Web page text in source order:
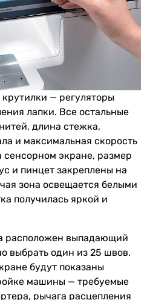
— регуляторы
лапки. Все остальные
длина стежка,
и максимальная скорость
сенсорном экране, размер
и пинцет закреплены на
зона освещается белыми
получилась яркой и
расположен выпадающий
выбрать один из 25 швов.
будут показаны
машины — требуемые
рычага расцепления